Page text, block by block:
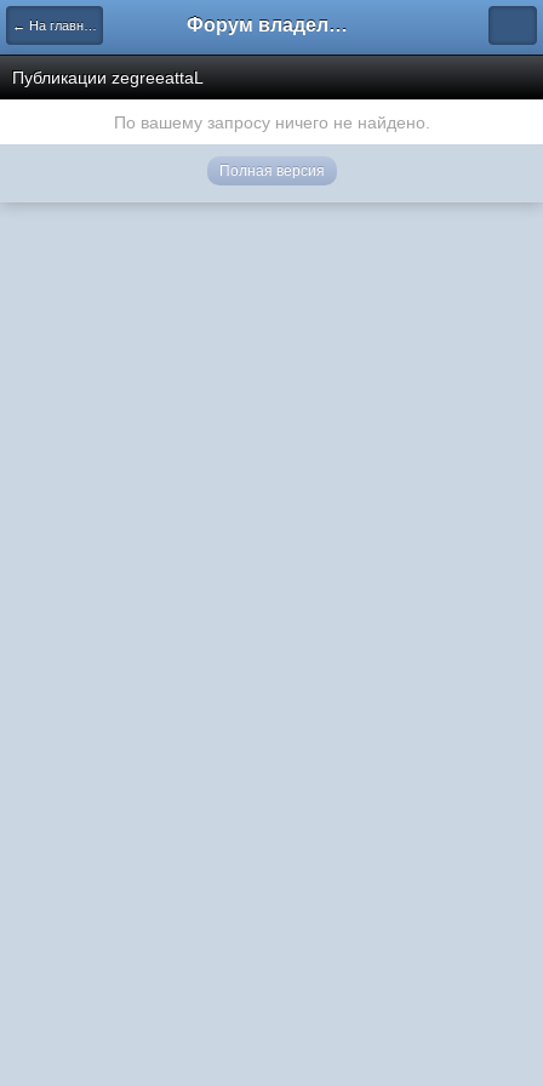
← На главную Форум владельцев интернет-магазинов
Публикации zegreeattaL
По вашему запросу ничего не найдено.
Полная версия